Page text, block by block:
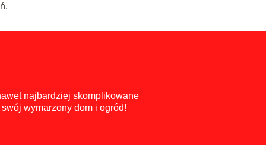
najbardziej skomplikowane
wymarzony dom i ogród!